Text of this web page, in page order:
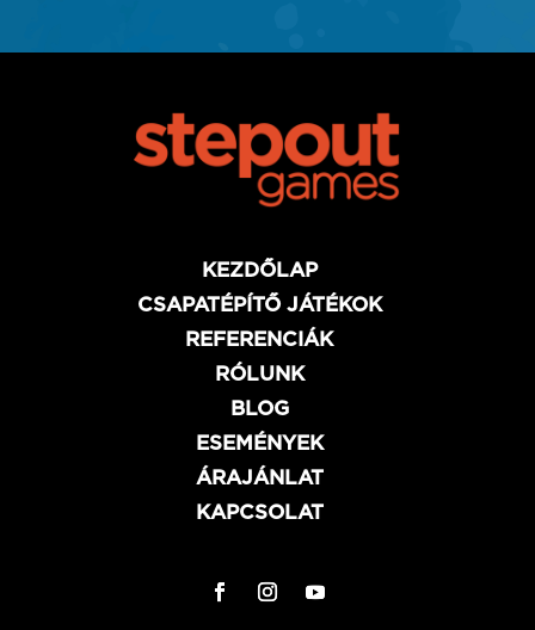
KEZDŐLAP
CSAPATÉPÍTŐ JÁTÉKOK
REFERENCIÁK
RÓLUNK
BLOG
ESEMÉNYEK
ÁRAJÁNLAT
KAPCSOLAT